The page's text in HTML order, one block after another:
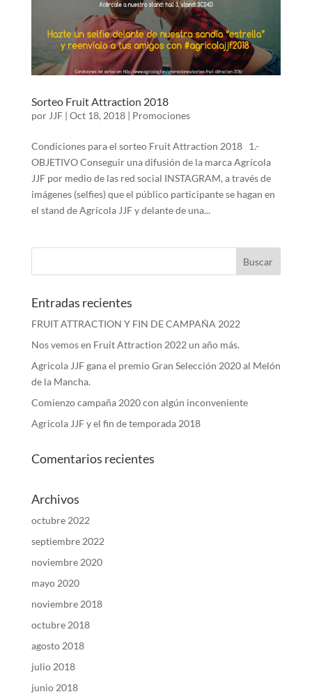
Sorteo Fruit Attraction 2018
por JJF| Oct 18, 2018| Promociones
Condiciones para el sorteo Fruit Attraction 2018 1.-
OBJETIVO Conseguir una difusión de la marca Agrícola
JJF por medio de las red social INSTAGRAM, a través de
imágenes (selfies) que el público participante se hagan en
el stand de Agrícola JJF y delante de una...
Entradas recientes
FRUIT ATTRACTION Y FIN DE CAMPAÑA 2022
Nos vemos en Fruit Attraction 2022 un año más.
Agricola JJF gana el premio Gran Selección 2020 al Melón
de la Mancha.
Comienzo campaña 2020 con algún inconveniente
Agricola JJF y el fin de temporada 2018
Comentarios recientes
Archivos
octubre 2022
septiembre 2022
noviembre 2020
mayo 2020
noviembre 2018
octubre 2018
agosto 2018
julio 2018
junio 2018